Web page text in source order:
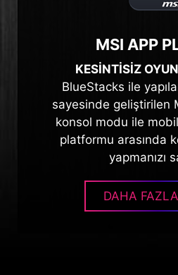
MSI APP
KESİNTİSİZ
BlueStacks ile
sayesinde geliştirilen
konsol modu ile
platformu arasında
yapmanızı
DAHA